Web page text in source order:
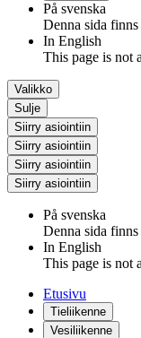
På svenska
Denna sida
In English
This page is not
Valikko
Sulje
Siirry asiointiin
Siirry asiointiin
Siirry asiointiin
Siirry asiointiin
På svenska
Denna sida
In English
This page is not
Etusivu
Tieliikenne
Vesiliikenne